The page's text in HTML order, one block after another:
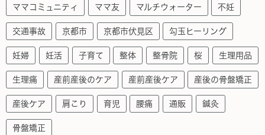
ママコミュニティ ママ友 マルチウォーター 不妊
交通事故 京都市 京都市伏見区 勾玉ヒーリング
妊婦 妊活 子育て 整体 整骨院 桜 生理用品
生理痛 産前産後のケア 産前産後ケア 産後の骨盤矯正
産後ケア 肩こり 育児 腰痛 通販 鍼灸
骨盤矯正